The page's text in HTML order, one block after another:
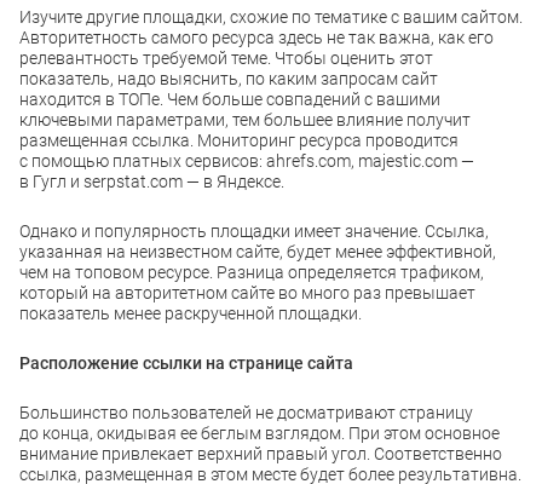
Изучите другие площадки, схожие по тематике с вашим сайтом.
Авторитетность самого ресурса здесь не так важна, как его
релевантность требуемой теме. Чтобы оценить этот
показатель, надо выяснить, по каким запросам сайт
находится в ТОПе. Чем больше совпадений с вашими
ключевыми параметрами, тем большее влияние получит
размещенная ссылка. Мониторинг ресурса проводится
с помощью платных сервисов: ahrefs.com, majestic.com —
в Гугл и serpstat.com — в Яндексе.
Однако и популярность площадки имеет значение. Ссылка,
указанная на неизвестном сайте, будет менее эффективной,
чем на топовом ресурсе. Разница определяется трафиком,
который на авторитетном сайте во много раз превышает
показатель менее раскрученной площадки.
Расположение ссылки на странице сайта
Большинство пользователей не досматривают страницу
до конца, окидывая ее беглым взглядом. При этом основное
внимание привлекает верхний правый угол. Соответственно
ссылка, размещенная в этом месте будет более результативна.